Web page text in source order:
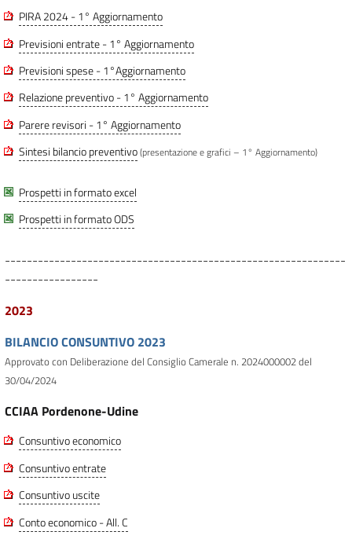
PIRA 2024 - 1° Aggiornamento
Previsioni entrate - 1° Aggiornamento
Previsioni spese - 1°Aggiornamento
Relazione preventivo - 1° Aggiornamento
Parere revisori - 1° Aggiornamento
Sintesi bilancio preventivo(presentazione e grafici – 1° Aggiornamento)
Prospetti in formato excel
Prospetti in formato ODS
--------------------------------------------------------------
-----------------
2023
BILANCIO CONSUNTIVO 2023
Approvato con Deliberazione del Consiglio Camerale n. 2024000002 del
30/04/2024
CCIAA Pordenone-Udine
Consuntivo economico
Consuntivo entrate
Consuntivo uscite
Conto economico - All. C